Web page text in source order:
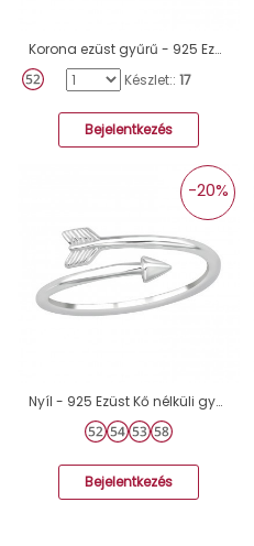
Korona ezüst gyűrű - 925 Ezüst Kő Nélküli Gyűrűk A4S46327
Készlet:: 17
Bejelentkezés
Nyíl - 925 Ezüst Kő nélküli gyűrűk A4S39659
-20%
Bejelentkezés